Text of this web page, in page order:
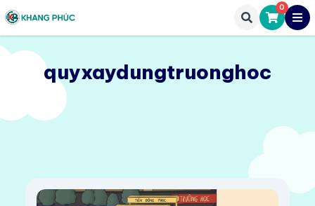
0
quyxaydungtruonghoc